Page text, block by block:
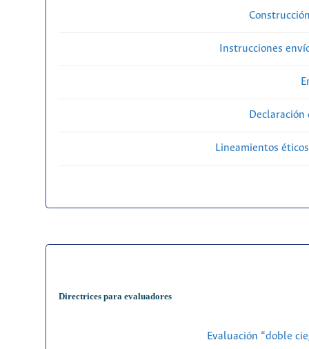
Instrucciones
Lineamientos
Directrices para evaluadores
Evaluación “doble